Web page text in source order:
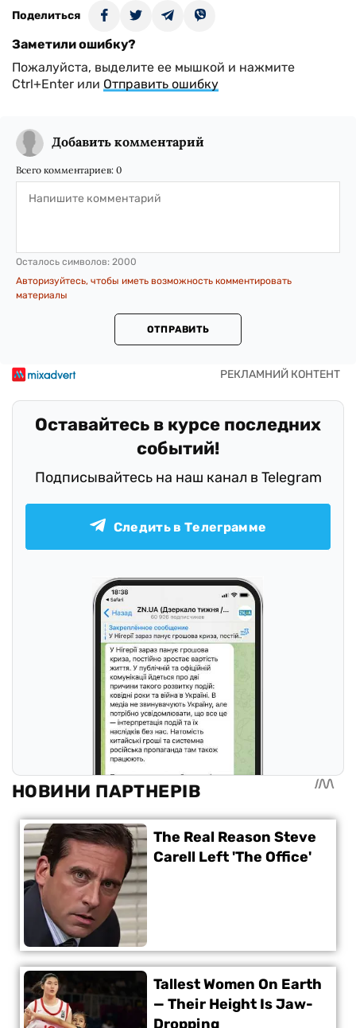
Поделиться
Заметили ошибку?
Пожалуйста, выделите ее мышкой и нажмите
Ctrl+Enter или Отправить ошибку
Добавить комментарий
Всего комментариев: 0
Осталось символов: 2000
Авторизуйтесь, чтобы иметь возможность комментировать
материалы
ОТПРАВИТЬ
Оставайтесь в курсе последних
событий!
Подписывайтесь на наш канал в Telegram
Следить в Телеграмме